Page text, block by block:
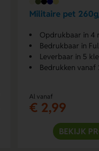
Militaire pet
Opdrukbaar in 4
Bedrukbaar in
Leverbaar in 5
Bedrukken vanaf
Al vanaf
€ 2,99
BEKIJK